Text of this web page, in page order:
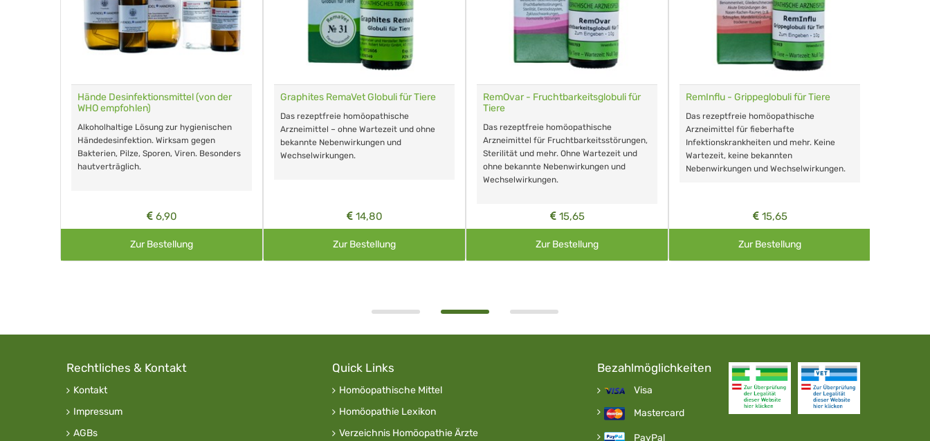
Hände Desinfektionsmittel (von der
WHO empfohlen)
Alkoholhaltige Lösung zur hygienischen
Händedesinfektion. Wirksam gegen
Bakterien, Pilze, Sporen, Viren. Besonders
hautverträglich.
6,90
Zur Bestellung
Graphites RemaVet Globuli für Tiere
Das rezeptfreie homöopathische
Arzneimittel – ohne Wartezeit und ohne
bekannte Nebenwirkungen und
Wechselwirkungen.
14,80
Zur Bestellung
RemOvar - Fruchtbarkeitsglobuli für
Tiere
Das rezeptfreie homöopathische
Arzneimittel für Fruchtbarkeitsstörungen,
Sterilität und mehr. Ohne Wartezeit und
ohne bekannte Nebenwirkungen und
Wechselwirkungen.
15,65
Zur Bestellung
RemInflu - Grippeglobuli für Tiere
Das rezeptfreie homöopathische
Arzneimittel für fieberhafte
Infektionskrankheiten und mehr. Keine
Wartezeit, keine bekannten
Nebenwirkungen und Wechselwirkungen.
15,65
Zur Bestellung
Rechtliches & Kontakt
Kontakt
Impressum
AGBs
Quick Links
Homöopathische Mittel
Homöopathie Lexikon
Verzeichnis Homöopathie Ärzte
Bezahlmöglichkeiten
Visa
Mastercard
PayPal